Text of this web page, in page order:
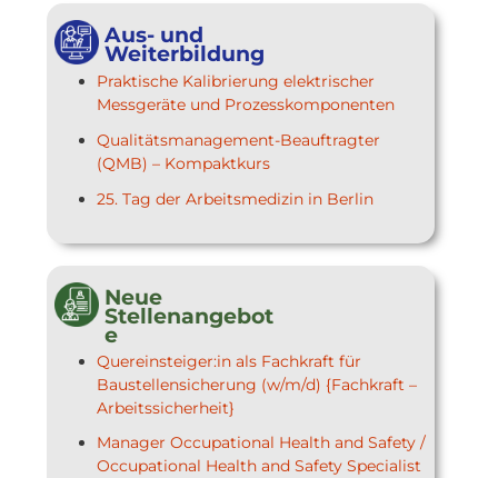
Aus- und
Weiterbildung
Praktische Kalibrierung elektrischer
Messgeräte und Prozesskomponenten
Qualitätsmanagement-Beauftragter
(QMB) – Kompaktkurs
25. Tag der Arbeitsmedizin in Berlin
Neue
Stellenangebot
e
Quereinsteiger:in als Fachkraft für
Baustellensicherung (w/m/d) {Fachkraft –
Arbeitssicherheit}
Manager Occupational Health and Safety /
Occupational Health and Safety Specialist